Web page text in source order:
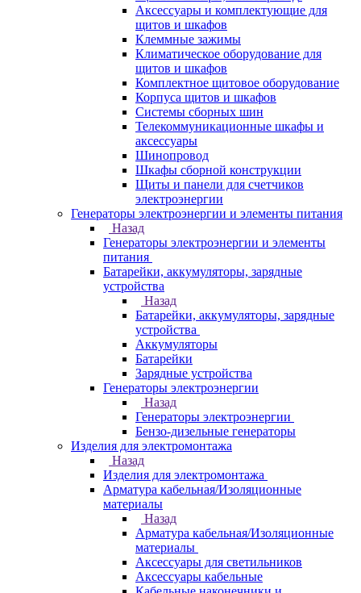
Аксессуары и комплектующие для
щитов и шкафов
Клеммные зажимы
Климатическое оборудование для
щитов и шкафов
Комплектное щитовое оборудование
Корпуса щитов и шкафов
Системы сборных шин
Телекоммуникационные шкафы и
аксессуары
Шинопровод
Шкафы сборной конструкции
Щиты и панели для счетчиков
электроэнергии
Генераторы электроэнергии и элементы питания
Назад
Генераторы электроэнергии и элементы
питания
Батарейки, аккумуляторы, зарядные
устройства
Назад
Батарейки, аккумуляторы, зарядные
устройства
Аккумуляторы
Батарейки
Зарядные устройства
Генераторы электроэнергии
Назад
Генераторы электроэнергии
Бензо-дизельные генераторы
Изделия для электромонтажа
Назад
Изделия для электромонтажа
Арматура кабельная/Изоляционные
материалы
Назад
Арматура кабельная/Изоляционные
материалы
Аксессуары для светильников
Аксессуары кабельные